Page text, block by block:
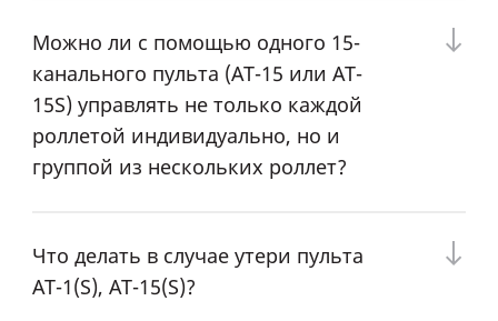
Можно ли с помощью одного 15-
канального пульта (AT-15 или AT-
15S) управлять не только каждой
роллетой индивидуально, но и
группой из нескольких роллет?
Что делать в случае утери пульта
AT-1(S), AT-15(S)?